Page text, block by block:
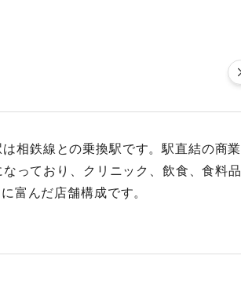
相鉄線との乗換駅です。駅直結の商業
っており、クリニック、飲食、食料品
富んだ店舗構成です。